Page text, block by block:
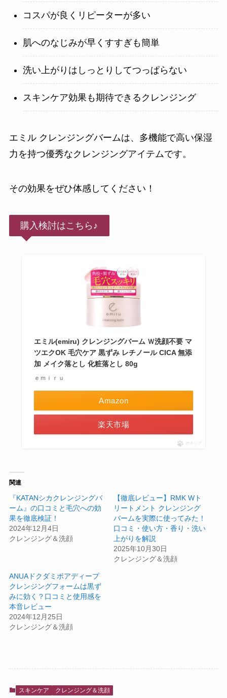
コスパが良くリピーターが多い
肌へのなじみが早くすすぎも簡単
洗い上がりはしっとりしてつっぱらない
スキンケア効果も期待できるクレンジング
エミル クレンジングバームは、多機能で高い保湿
力を持つ優秀なクレンジングアイテムです。
その効果をぜひ体感してください！
購入検討はこちら♪
エミル(emiru) クレンジングバーム Ｗ洗顔不要 マ
ツエクOK 毛穴ケア 黒ずみ レチノール CICA 無添
加 メイク落とし 化粧落とし 80g
ｅｍｉｒｕ
Amazon
楽天市場
ポチップ
関連
『KATANシカクレンジングバ
ーム』の口コミと毛穴への効
果を徹底検証！
2024年12月4日
クレンジング＆洗顔
【徹底レビュー】RMK Wト
リートメント クレンジング
バームを実際に使ってみた！
口コミ・使い方・香り・洗い
上がりを解説
2025年10月30日
クレンジング＆洗顔
ANUAドクダミポアディープ
クレンジングフォームは黒ず
みに効く？口コミと使用感を
本音レビュー
2024年12月25日
クレンジング＆洗顔
スキンケア クレンジング＆洗顔